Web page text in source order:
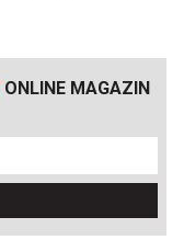
ONLINE MAGAZIN